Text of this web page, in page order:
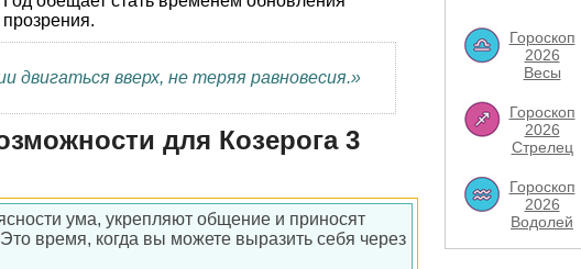
двигаться вверх, не теряя равновесия.»
для Козерога 3
ума, укрепляют общение и приносят
время, когда вы можете выразить себя через
Гороскоп
2026
Весы
Гороскоп
2026
Стрелец
Гороскоп
2026
Водолей